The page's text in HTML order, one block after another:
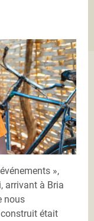
»,
arrivant à Bria
nous
était